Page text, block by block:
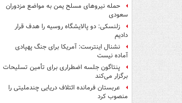
حمله نیروهای مسلح یمن به مواضع مزدوران
سعودی
زلنسکی: دو پالایشگاه روسیه را هدف قرار
دادیم
نشنال اینترست: آمریکا برای جنگ پهپادی
آماده نیست
پنتاگون جلسه اضطراری برای تأمین تسلیحات
برگزار می‌کند
عربستان فرمانده ائتلاف دریایی چندملیتی را
منصوب کرد